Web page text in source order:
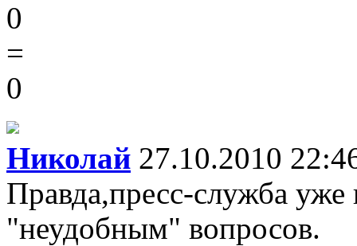
0
=
0
Николай 27.10.2010
Правда,пресс-служба уже
"неудобным" вопросов.